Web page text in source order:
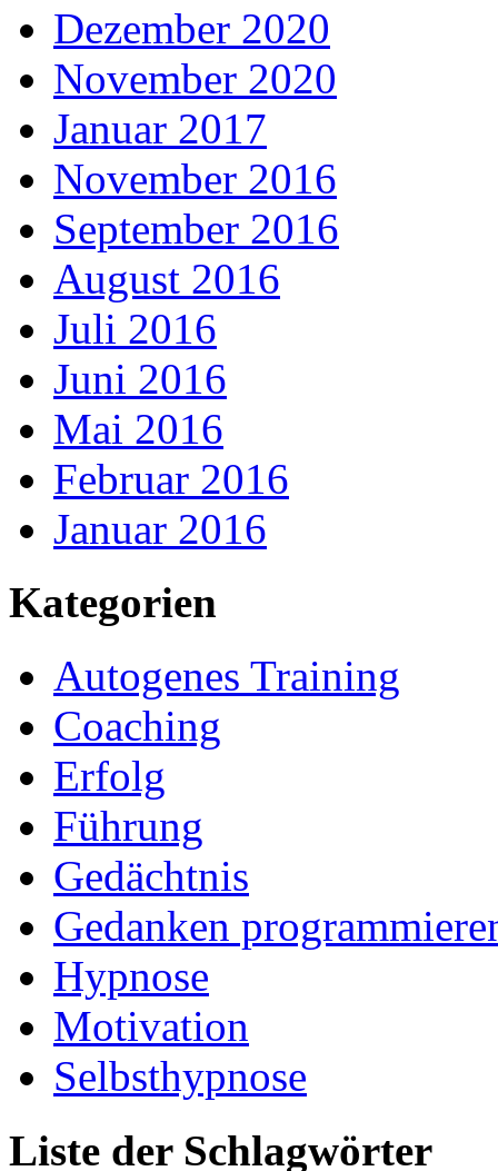
Dezember 2020
November 2020
Januar 2017
November 2016
September 2016
August 2016
Juli 2016
Juni 2016
Mai 2016
Februar 2016
Januar 2016
Kategorien
Autogenes Training
Coaching
Erfolg
Führung
Gedächtnis
Gedanken
Hypnose
Motivation
Selbsthypnose
Liste der Schlagwörter